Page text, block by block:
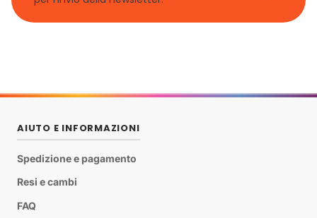
AIUTO E INFORMAZIONI
Spedizione e pagamento
Resi e cambi
FAQ